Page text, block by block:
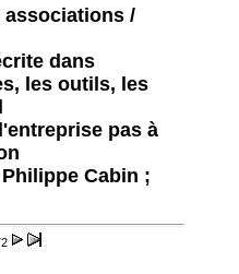
associations /
dans
les outils, les
pas à
Cabin ;